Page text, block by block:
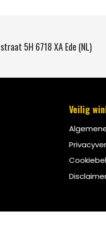
5H 6718 XA Ede (NL)
Veilig